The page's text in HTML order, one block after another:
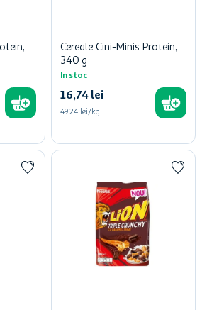
Cereale Cini-Minis Protein,
340 g
In stoc
16,74 lei
49,24 lei/kg